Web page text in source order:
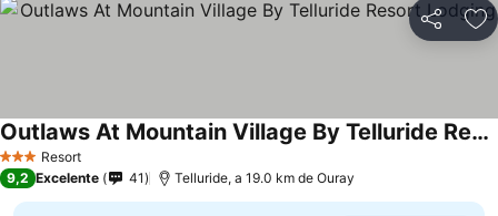
Partilhar
3 EstrelasResort
Outlaws At Mountain Village By Telluride Resort Lodging
9,2 Excelente 41 Telluride, a 19.0 km de Ouray